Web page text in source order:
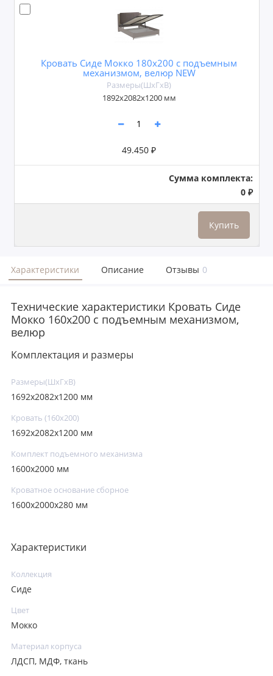
Кровать Сиде Мокко 180х200 с подъемным
механизмом, велюр NEW
Размеры(ШxГxВ)
1892х2082х1200 мм
49.450 ₽
Сумма комплекта:
0 ₽
Купить
Характеристики Описание Отзывы 0
Технические характеристики Кровать Сиде
Мокко 160х200 с подъемным механизмом,
велюр
Комплектация и размеры
Размеры(ШxГxВ)
1692х2082х1200 мм
Кровать (160х200)
1692х2082х1200 мм
Комплект подъемного механизма
1600х2000 мм
Кроватное основание сборное
1600х2000х280 мм
Характеристики
Коллекция
Сиде
Цвет
Мокко
Материал корпуса
ЛДСП, МДФ, ткань